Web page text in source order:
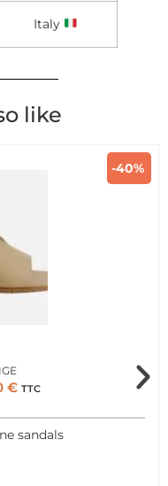
Italy
like
-40%
€ TTC
sandals